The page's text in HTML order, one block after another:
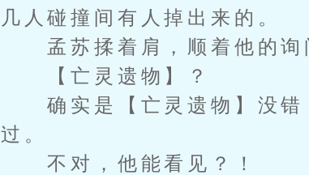
几人碰撞间有人掉出来的。
孟苏揉着肩，顺着他的询
【亡灵遗物】？
确实是【亡灵遗物】没错
过。
不对，他能看见？！